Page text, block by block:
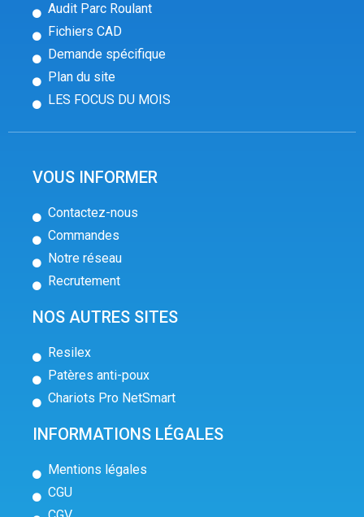
Audit Parc Roulant
Fichiers CAD
Demande spécifique
Plan du site
LES FOCUS DU MOIS
VOUS INFORMER
Contactez-nous
Commandes
Notre réseau
Recrutement
NOS AUTRES SITES
Resilex
Patères anti-poux
Chariots Pro NetSmart
INFORMATIONS LÉGALES
Mentions légales
CGU